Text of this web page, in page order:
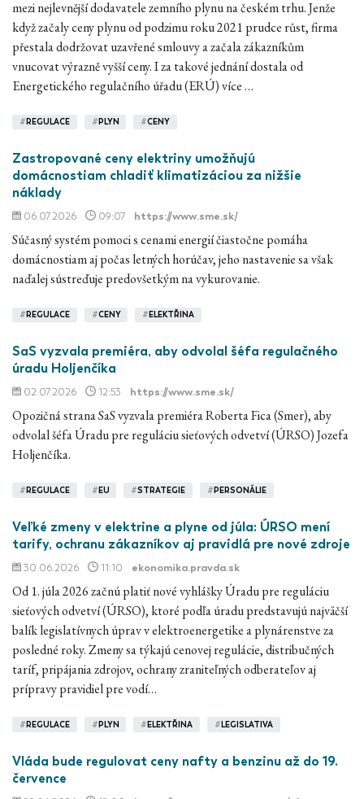
mezi nejlevnější dodavatele zemního plynu na českém trhu. Jenže
když začaly ceny plynu od podzimu roku 2021 prudce růst, firma
přestala dodržovat uzavřené smlouvy a začala zákazníkům
vnucovat výrazně vyšší ceny. I za takové jednání dostala od
Energetického regulačního úřadu (ERÚ) více …
# REGULACE # PLYN #CENY
Zastropované ceny elektriny umožňujú
domácnostiam chladiť klimatizáciou za nižšie
náklady
06.07.2026 09:07 https://www.sme.sk/
Súčasný systém pomoci s cenami energií čiastočne pomáha
domácnostiam aj počas letných horúčav, jeho nastavenie sa však
naďalej sústreďuje predovšetkým na vykurovanie.
# REGULACE #CENY # ELEKTŘINA
SaS vyzvala premiéra, aby odvolal šéfa regulačného
úradu Holjenčíka
02.07.2026 12:53 https://www.sme.sk/
Opozičná strana SaS vyzvala premiéra Roberta Fica (Smer), aby
odvolal šéfa Úradu pre reguláciu sieťových odvetví (ÚRSO) Jozefa
Holjenčíka.
# REGULACE # EU #STRATEGIE # PERSONÁLIE
Veľké zmeny v elektrine a plyne od júla: ÚRSO mení
tarify, ochranu zákazníkov aj pravidlá pre nové zdroje
30.06.2026 11:10 ekonomika.pravda.sk
Od 1. júla 2026 začnú platiť nové vyhlášky Úradu pre reguláciu
sieťových odvetví (ÚRSO), ktoré podľa úradu predstavujú najväčší
balík legislatívnych úprav v elektroenergetike a plynárenstve za
posledné roky. Zmeny sa týkajú cenovej regulácie, distribučných
taríf, pripájania zdrojov, ochrany zraniteľných odberateľov aj
prípravy pravidiel pre vodí…
# REGULACE # PLYN # ELEKTŘINA # LEGISLATIVA
Vláda bude regulovat ceny nafty a benzinu až do 19.
července